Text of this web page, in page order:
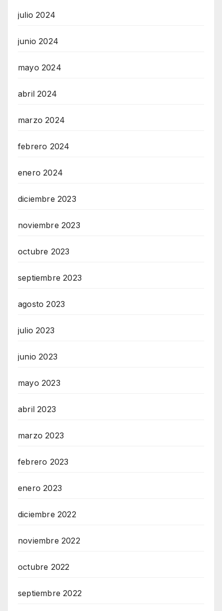
julio 2024
junio 2024
mayo 2024
abril 2024
marzo 2024
febrero 2024
enero 2024
diciembre 2023
noviembre 2023
octubre 2023
septiembre 2023
agosto 2023
julio 2023
junio 2023
mayo 2023
abril 2023
marzo 2023
febrero 2023
enero 2023
diciembre 2022
noviembre 2022
octubre 2022
septiembre 2022